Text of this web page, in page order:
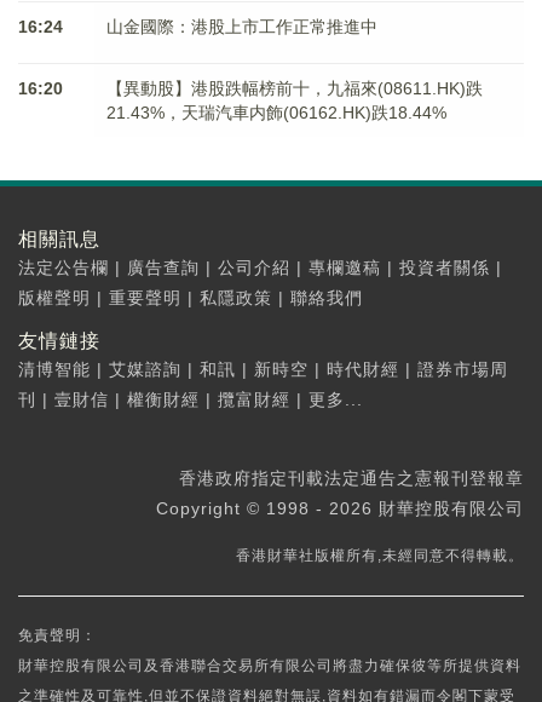
16:24 山金國際：港股上市工作正常推進中
16:20
【異動股】港股跌幅榜前十，九福來(08611.HK)跌
21.43%，天瑞汽車内飾(06162.HK)跌18.44%
相關訊息
法定公告欄 | 廣告查詢 | 公司介紹 | 專欄邀稿 | 投資者關係 |
版權聲明 | 重要聲明 | 私隱政策 | 聯絡我們
友情鏈接
清博智能 | 艾媒諮詢 | 和訊 | 新時空 | 時代財經 | 證券市場周
刊
| 壹財信 | 權衡財經 | 攬富財經 | 更多...
香港政府指定刊載法定通告之憲報刊登報章
Copyright © 1998 - 2026 財華控股有限公司
香港財華社版權所有,未經同意不得轉載。
免責聲明：
財華控股有限公司及香港聯合交易所有限公司將盡力確保彼等所提供資料
之準確性及可靠性,但並不保證資料絕對無誤,資料如有錯漏而令閣下蒙受